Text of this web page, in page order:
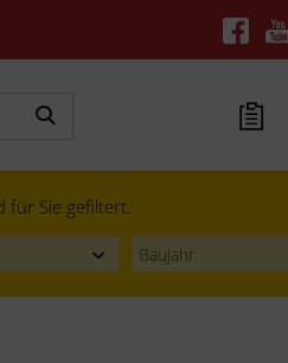
für Sie gefiltert.